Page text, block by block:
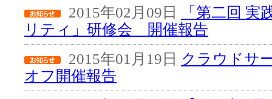
2015年02月09日
「第二回
リティ」研修会 開催報告
2015年01月19日 クラウドサ
オフ開催報告